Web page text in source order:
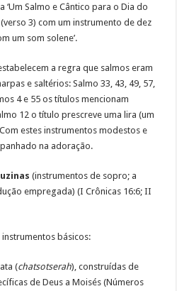
Salmo e Cântico para o Dia do
3) com um instrumento de dez
um som solene’.
a regra que salmos eram
e saltérios: Salmo 33, 43, 49, 57,
4 e 55 os títulos mencionam
12 o título prescreve uma lira (um
estes instrumentos modestos e
na adoração.
(instrumentos de sopro; a
empregada) (I Crônicas 16:6; II
básicos:
(chatsotserah), construídas de
de Deus a Moisés (Números